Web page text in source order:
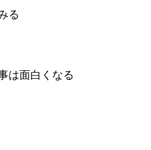
る
は面白くなる